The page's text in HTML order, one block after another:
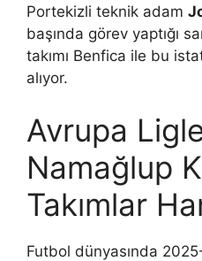
Portekizli teknik adam
başında görev yaptığı
takımı Benfica ile bu
alıyor.
Avrupa
Namağlup
Takımlar
Futbol dünyasında